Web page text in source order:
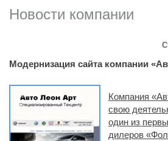
Новости компании
Модернизация сайта компании
Компания
свою
один из
дилеров